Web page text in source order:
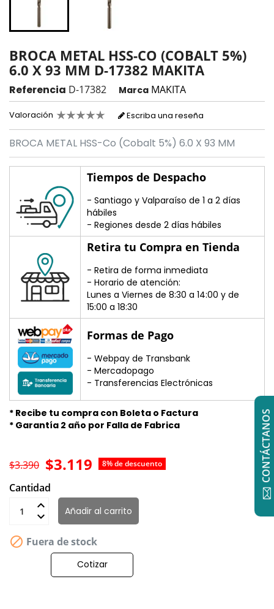
BROCA METAL HSS-CO (COBALT 5%)
6.0 X 93 MM D-17382 MAKITA
Referencia D-17382 Marca MAKITA
Valoración Escriba una reseña
BROCA METAL HSS-Co (Cobalt 5%) 6.0 X 93 MM
Tiempos de Despacho
- Santiago y Valparaíso de 1 a 2 días
hábiles
- Regiones desde 2 días hábiles
Retira tu Compra en Tienda
- Retira de forma inmediata
- Horario de atención:
Lunes a Viernes de 8:30 a 14:00 y de
15:00 a 18:30
Formas de Pago
- Webpay de Transbank
- Mercadopago
- Transferencias Electrónicas
* Recibe tu compra con Boleta o Factura
* Garantía 2 año por Falla de Fabrica
$3.119 8% de descuento
$3.390
Cantidad
Añadir al carrito
 Fuera de stock
Cotizar
CONTÁCTANOS